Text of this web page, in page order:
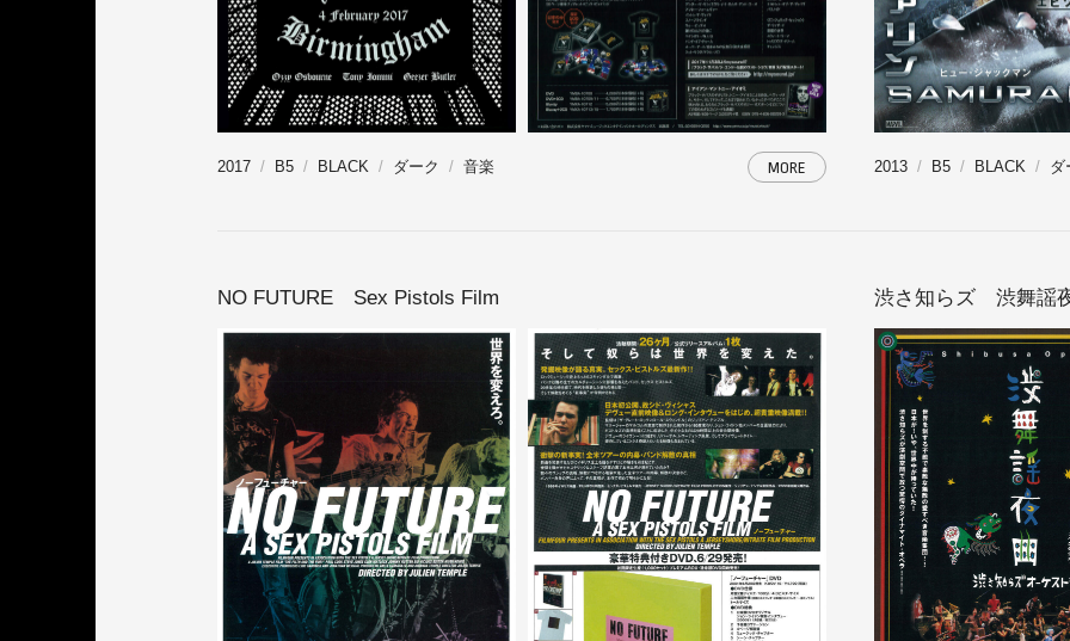
2017 B5 BLACK ダーク 音楽 MORE 2013 B5 BLACK ダ
NO FUTURE Sex Pistols Film 渋さ知らズ 渋舞謡